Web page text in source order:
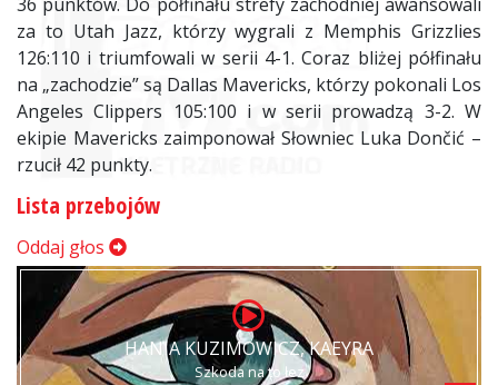
za to Utah Jazz, którzy wygrali z Memphis Grizzlies
126:110 i triumfowali w serii 4-1. Coraz bliżej półfinału
na „zachodzie” są Dallas Mavericks, którzy pokonali Los
Angeles Clippers 105:100 i w serii prowadzą 3-2. W
ekipie Mavericks zaimponował Słowniec Luka Dončić –
rzucił 42 punkty.
Lista przebojów
Oddaj głos
HANIA KUZIMOWICZ, KAEYRA
Szkoda na to łez